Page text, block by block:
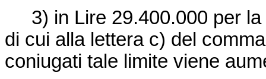
3) in Lire 29.400.000 per la
di cui alla lettera c) del
coniugati tale limite viene